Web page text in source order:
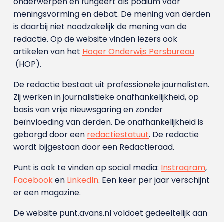
meningsvorming en debat. De mening van derden
is daarbij niet noodzakelijk de mening van de
redactie. Op de website vinden lezers ook
artikelen van het Hoger Onderwijs Persbureau
(HOP).
De redactie bestaat uit professionele journalisten.
Zij werken in journalistieke onafhankelijkheid, op
basis van vrije nieuwsgaring en zonder
beïnvloeding van derden. De onafhankelijkheid is
geborgd door een redactiestatuut. De redactie
wordt bijgestaan door een Redactieraad.
Punt is ook te vinden op social media: Instragram,
Facebooken LinkedIn. Een keer per jaar verschijnt
er een magazine.
De website punt.avans.nl voldoet gedeeltelijk aan